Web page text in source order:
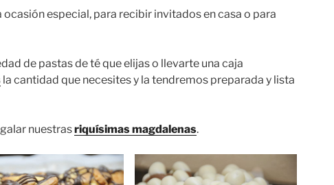
especial, para recibir invitados en casa o para
de pastas de té que elijas o llevarte una caja
la cantidad que necesites y la tendremos preparada y lista
nuestrasriquísimas magdalenas.